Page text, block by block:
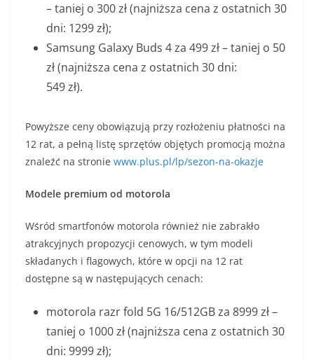
– taniej o 300 zł (najniższa cena z ostatnich 30
dni: 1299 zł);
Samsung Galaxy Buds 4 za 499 zł – taniej o 50
zł (najniższa cena z ostatnich 30 dni:
549 zł).
Powyższe ceny obowiązują przy rozłożeniu płatności na
12 rat, a pełną listę sprzętów objętych promocją można
znaleźć na stronie www.plus.pl/lp/sezon-na-okazje
Modele premium od motorola
Wśród smartfonów motorola również nie zabrakło
atrakcyjnych propozycji cenowych, w tym modeli
składanych i flagowych, które w opcji na 12 rat
dostępne są w następujących cenach:
motorola razr fold 5G 16/512GB za 8999 zł –
taniej o 1000 zł (najniższa cena z ostatnich 30
dni: 9999 zł);